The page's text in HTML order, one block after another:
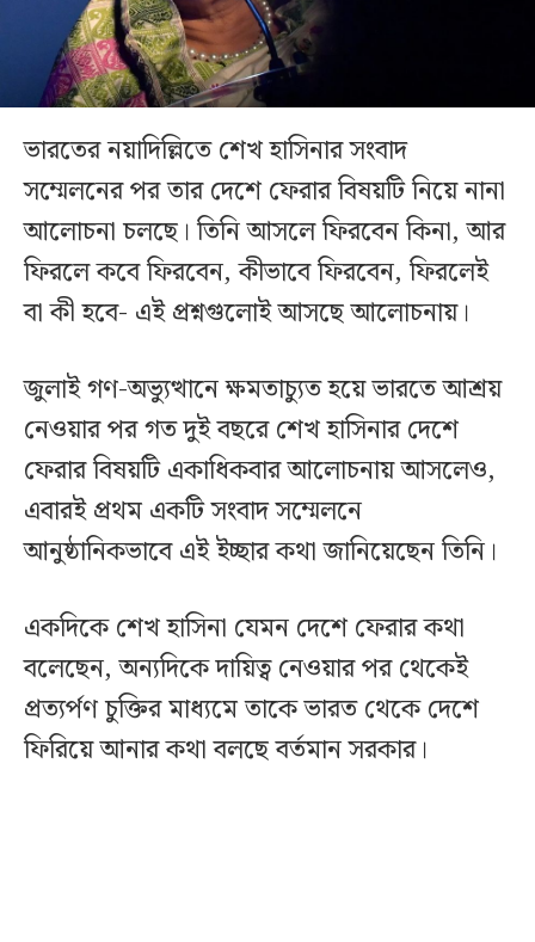
ভারতের নয়াদিল্লিতে শেখ হাসিনার সংবাদ
সম্মেলনের পর তার দেশে ফেরার বিষয়টি নিয়ে নানা
আলোচনা চলছে। তিনি আসলে ফিরবেন কিনা, আর
ফিরলে কবে ফিরবেন, কীভাবে ফিরবেন, ফিরলেই
বা কী হবে- এই প্রশ্নগুলোই আসছে আলোচনায়।
জুলাই গণ-অভ্যুত্থানে ক্ষমতাচ্যুত হয়ে ভারতে আশ্রয়
নেওয়ার পর গত দুই বছরে শেখ হাসিনার দেশে
ফেরার বিষয়টি একাধিকবার আলোচনায় আসলেও,
এবারই প্রথম একটি সংবাদ সম্মেলনে
আনুষ্ঠানিকভাবে এই ইচ্ছার কথা জানিয়েছেন তিনি।
একদিকে শেখ হাসিনা যেমন দেশে ফেরার কথা
বলেছেন, অন্যদিকে দায়িত্ব নেওয়ার পর থেকেই
প্রত্যর্পণ চুক্তির মাধ্যমে তাকে ভারত থেকে দেশে
ফিরিয়ে আনার কথা বলছে বর্তমান সরকার।